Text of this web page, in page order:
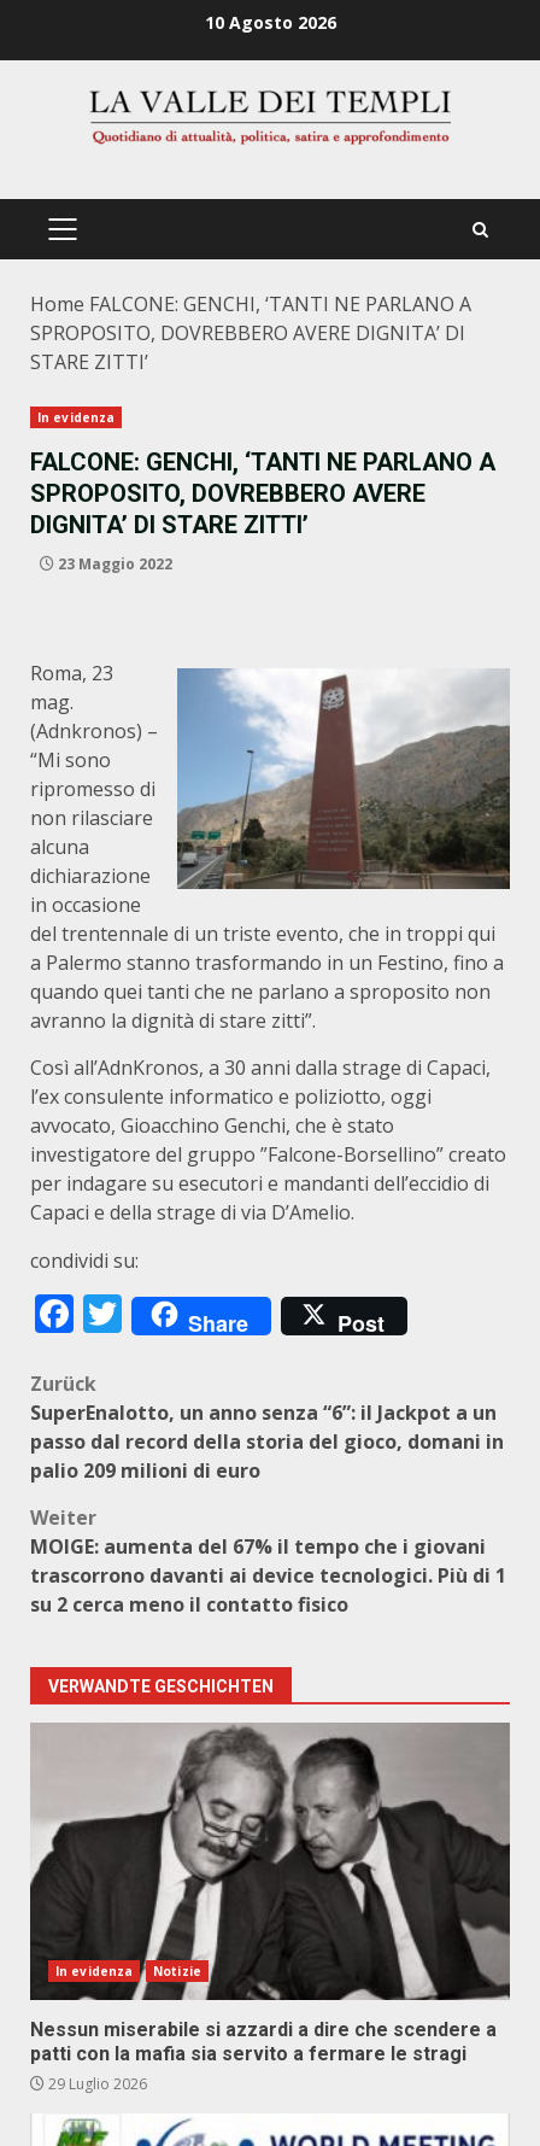
10 Agosto 2026
PRIMÄRES
Home FALCONE: GENCHI, ‘TANTI NE PARLANO A
SPROPOSITO, DOVREBBERO AVERE DIGNITA’ DI
STARE ZITTI’
In evidenza
FALCONE: GENCHI, ‘TANTI NE PARLANO A
SPROPOSITO, DOVREBBERO AVERE
DIGNITA’ DI STARE ZITTI’
23 Maggio 2022
Roma, 23
mag.
(Adnkronos) –
“Mi sono
ripromesso di
non rilasciare
alcuna
dichiarazione
in occasione
del trentennale di un triste evento, che in troppi qui
a Palermo stanno trasformando in un Festino, fino a
quando quei tanti che ne parlano a sproposito non
avranno la dignità di stare zitti”.
Così all’AdnKronos, a 30 anni dalla strage di Capaci,
l’ex consulente informatico e poliziotto, oggi
avvocato, Gioacchino Genchi, che è stato
investigatore del gruppo ”Falcone-Borsellino” creato
per indagare su esecutori e mandanti dell’eccidio di
Capaci e della strage di via D’Amelio.
condividi su:
Facebook
Twitter
Share Post
Beitragsnavigation
Zurück
SuperEnalotto, un anno senza “6”: il Jackpot a un
passo dal record della storia del gioco, domani in
palio 209 milioni di euro
Weiter
MOIGE: aumenta del 67% il tempo che i giovani
trascorrono davanti ai device tecnologici. Più di 1
su 2 cerca meno il contatto fisico
VERWANDTE GESCHICHTEN
In evidenza Notizie
Nessun miserabile si azzardi a dire che scendere a
patti con la mafia sia servito a fermare le stragi
29 Luglio 2026